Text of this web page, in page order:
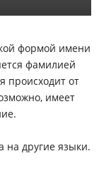
формой имени
фамилией
происходит от
имеет
на другие языки.